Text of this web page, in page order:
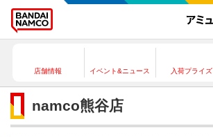
店舗情報 イベント&ニュース 入荷プライズ
namco熊谷店